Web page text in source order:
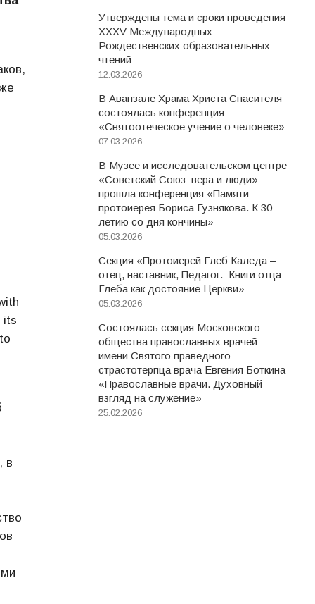
its
в
Утверждены тема и сроки проведения
XXXV Международных
Рождественских образовательных
чтений
12.03.2026
В Аванзале Храма Христа Спасителя
состоялась конференция
«Святоотеческое учение о человеке»
07.03.2026
В Музее и исследовательском центре
«Советский Союз: вера и люди»
прошла конференция «Памяти
протоиерея Бориса Гузнякова. К 30-
летию со дня кончины»
05.03.2026
Секция «Протоиерей Глеб Каледа –
отец, наставник, Педагог. Книги отца
Глеба как достояние Церкви»
05.03.2026
Состоялась секция Московского
общества православных врачей
имени Святого праведного
страстотерпца врача Евгения Боткина
«Православные врачи. Духовный
взгляд на служение»
25.02.2026